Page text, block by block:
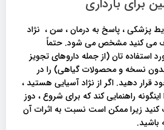
پزشکی ، پاسخ به درمان ، سن ، نژاد
می کنید مشخص می شود. حتماً
استفاده تان (از جمله داروهای تجویز
نسخه و محصولات گیاهی) را در
قرار دهید. اگر از نژاد آسیایی هستید ،
راهنمایی کند که برای شروع ، دوز
کنید زیرا ممکن است نسبت به اثرات آن